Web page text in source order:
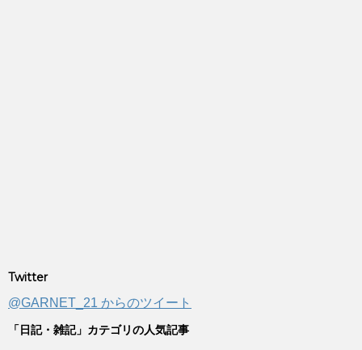
Twitter
@GARNET_21 からのツイート
「日記・雑記」カテゴリの人気記事